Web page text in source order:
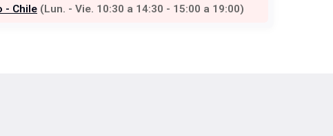
- Chile (Lun. - Vie. 10:30 a 14:30 - 15:00 a 19:00)